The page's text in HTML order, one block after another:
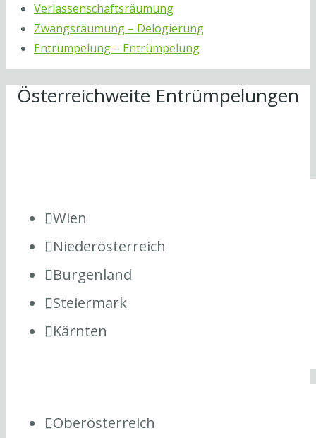
Verlassenschaftsräumung
Zwangsräumung – Delogierung
Entrümpelung – Entrümpelung
Österreichweite Entrümpelungen
Wien
Niederösterreich
Burgenland
Steiermark
Kärnten
Oberösterreich